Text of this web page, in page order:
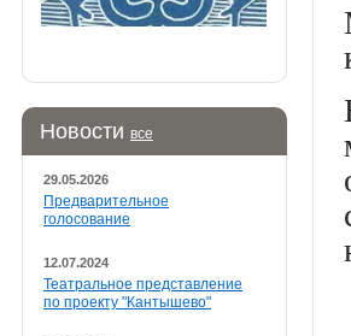
Новости все
29.05.2026
Предварительное
голосование
12.07.2024
Театральное представление
по проекту "Кантышево"